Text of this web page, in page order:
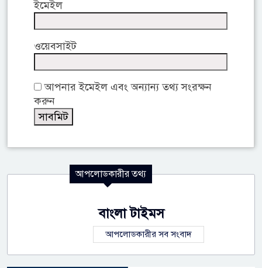
ইমেইল
ওয়েবসাইট
আপনার ইমেইল এবং অন্যান্য তথ্য সংরক্ষন
করুন
আপলোডকারীর তথ্য
বাংলা টাইমস
আপলোডকারীর সব সংবাদ